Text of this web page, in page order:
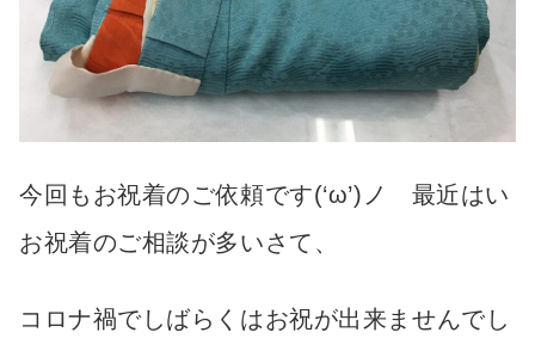
今回もお祝着のご依頼です(‘ω’)ノ 最近はい
お祝着のご相談が多いさて、
コロナ禍でしばらくはお祝が出来ませんでし